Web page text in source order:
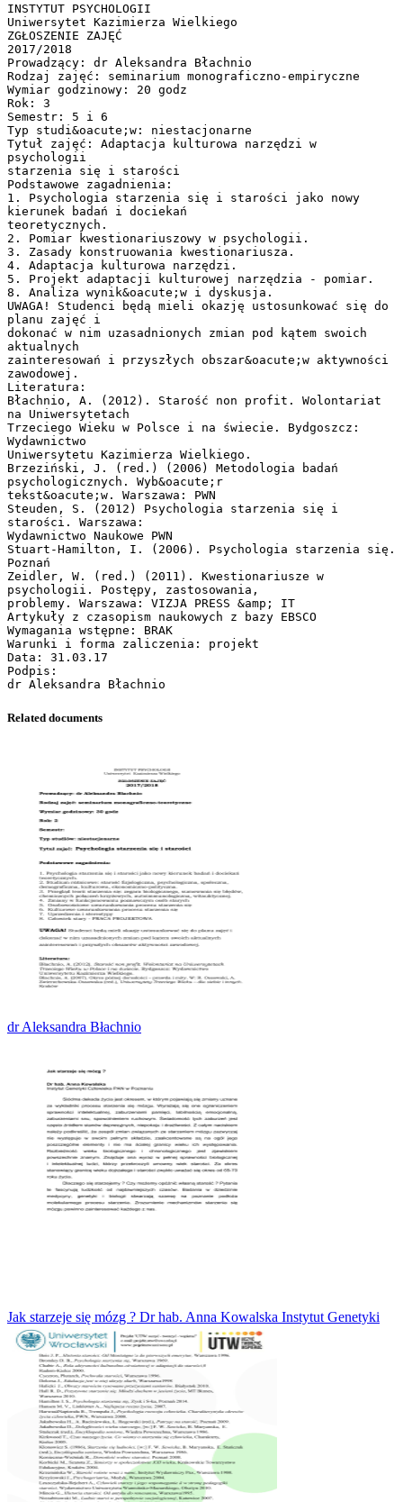
INSTYTUT PSYCHOLOGII
Uniwersytet Kazimierza Wielkiego
ZGŁOSZENIE ZAJĘĆ
2017/2018
Prowadzący: dr Aleksandra Błachnio
Rodzaj zajęć: seminarium monograficzno-empiryczne
Wymiar godzinowy: 20 godz
Rok: 3
Semestr: 5 i 6
Typ studi&oacute;w: niestacjonarne
Tytuł zajęć: Adaptacja kulturowa narzędzi w
psychologii
starzenia się i starości
Podstawowe zagadnienia:
1. Psychologia starzenia się i starości jako nowy
kierunek badań i dociekań
teoretycznych.
2. Pomiar kwestionariuszowy w psychologii.
3. Zasady konstruowania kwestionariusza.
4. Adaptacja kulturowa narzędzi.
5. Projekt adaptacji kulturowej narzędzia - pomiar.
8. Analiza wynik&oacute;w i dyskusja.
UWAGA! Studenci będą mieli okazję ustosunkować się do
planu zajęć i
dokonać w nim uzasadnionych zmian pod kątem swoich
aktualnych
zainteresowań i przyszłych obszar&oacute;w aktywności
zawodowej.
Literatura:
Błachnio, A. (2012). Starość non profit. Wolontariat
na Uniwersytetach
Trzeciego Wieku w Polsce i na świecie. Bydgoszcz:
Wydawnictwo
Uniwersytetu Kazimierza Wielkiego.
Brzeziński, J. (red.) (2006) Metodologia badań
psychologicznych. Wyb&oacute;r
tekst&oacute;w. Warszawa: PWN
Steuden, S. (2012) Psychologia starzenia się i
starości. Warszawa:
Wydawnictwo Naukowe PWN
Stuart-Hamilton, I. (2006). Psychologia starzenia się.
Poznań
Zeidler, W. (red.) (2011). Kwestionariusze w
psychologii. Postępy, zastosowania,
problemy. Warszawa: VIZJA PRESS &amp; IT
Artykuły z czasopism naukowych z bazy EBSCO
Wymagania wstępne: BRAK
Warunki i forma zaliczenia: projekt
Data: 31.03.17
Podpis:
Related documents
dr Aleksandra Błachnio
Jak starzeje się mózg ? Dr hab. Anna Kowalska Instytut Genetyki